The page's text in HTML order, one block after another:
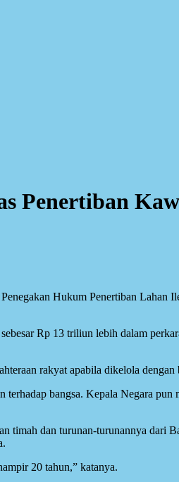
Penertiban
Hukum Penertiban Lahan
Rp 13 triliun lebih dalam
rakyat apabila dikelola dengan
bangsa. Kepala Negara pun
timah dan turunan-turunannya dari
20 tahun,” katanya.